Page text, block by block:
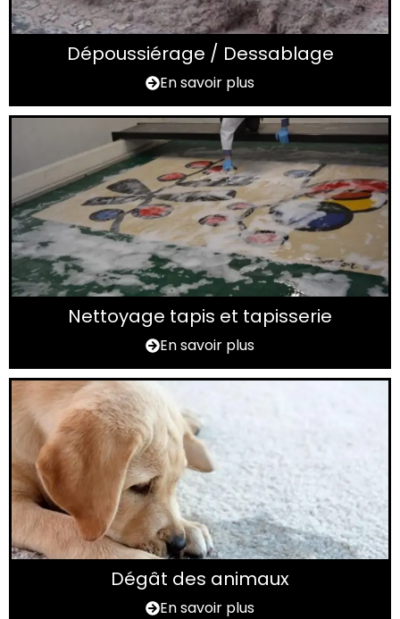
Dépoussiérage / Dessablage
En savoir plus
Nettoyage tapis et tapisserie
En savoir plus
Dégât des animaux
En savoir plus